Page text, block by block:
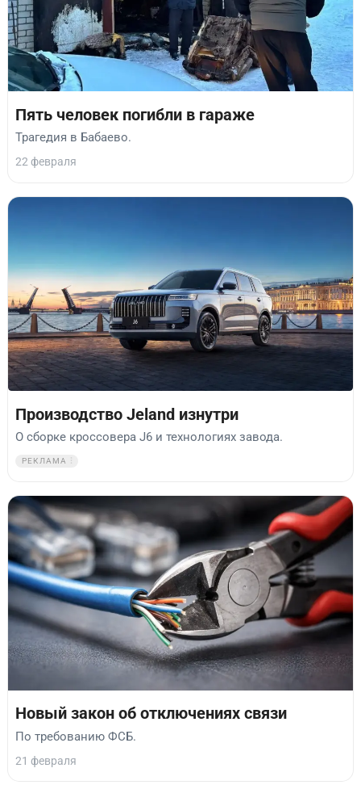
Пять человек погибли в гараже
Трагедия в Бабаево.
22 февраля
Производство Jeland изнутри
О сборке кроссовера J6 и технологиях завода.
РЕКЛАМА
Новый закон об отключениях связи
По требованию ФСБ.
21 февраля